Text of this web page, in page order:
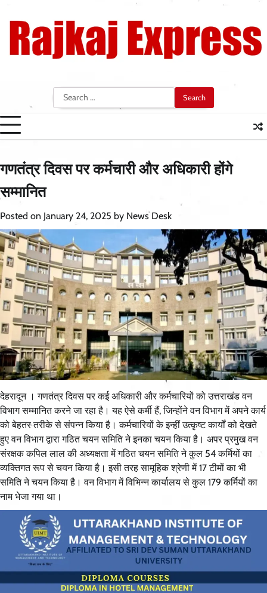
content
Search
for:
गणतंत्र दिवस पर कर्मचारी और अधिकारी होंगे
सम्मानित
Posted on January 24, 2025 by News Desk
देहरादून । गणतंत्र दिवस पर कई अधिकारी और कर्मचारियों को उत्तराखंड वन
विभाग सम्मानित करने जा रहा है। यह ऐसे कर्मी हैं, जिन्होंने वन विभाग में अपने कार्य
को बेहतर तरीके से संपन्न किया है। कर्मचारियों के इन्हीं उत्कृष्ट कार्यों को देखते
हुए वन विभाग द्वारा गठित चयन समिति ने इनका चयन किया है। अपर प्रमुख वन
संरक्षक कपिल लाल की अध्यक्षता में गठित चयन समिति ने कुल 54 कर्मियों का
व्यक्तिगत रूप से चयन किया है। इसी तरह सामूहिक श्रेणी में 17 टीमों का भी
समिति ने चयन किया है। वन विभाग में विभिन्न कार्यालय से कुल 179 कर्मियों का
नाम भेजा गया था।